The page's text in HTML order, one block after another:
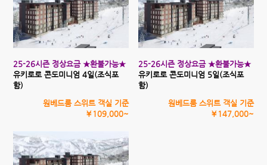
25-26시즌 정상요금 ★환불가능★
유키로로 콘도미니엄 4일(조식포
함)
원베드룸 스위트 객실 기준
￥109,000~
25-26시즌 정상요금 ★환불가능★
유키로로 콘도미니엄 5일(조식포
함)
원베드룸 스위트 객실 기준
￥147,000~